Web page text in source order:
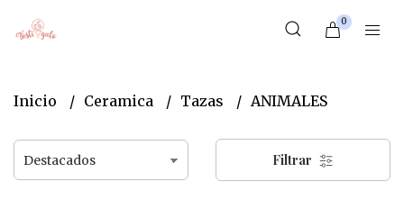
0
Inicio Ceramica Tazas ANIMALES
Filtrar